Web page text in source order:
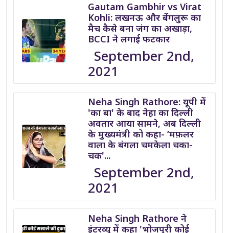
Gautam Gambhir vs Virat
Kohli: लखनऊ और बेंगलुरू का
मैच कैसे बना जंग का अखाड़ा,
BCCI ने लगाई फटकार
September 2nd,
2021
Neha Singh Rathore: यूपी में
'का बा' के बाद नेहा का दिल्ली
अवतार आया सामने, अब दिल्ली
के मुख्यमंत्री को कहा- ‘मफ़लर
वाला के बंगला चमकेला चका-
चक'...
September 2nd,
2021
Neha Singh Rathore ने
इंटरव्यू में कहा 'भोजपुरी कोई